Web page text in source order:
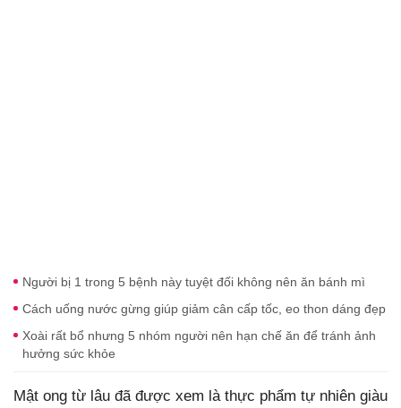
Người bị 1 trong 5 bệnh này tuyệt đối không nên ăn bánh mì
Cách uống nước gừng giúp giảm cân cấp tốc, eo thon dáng đẹp
Xoài rất bổ nhưng 5 nhóm người nên hạn chế ăn để tránh ảnh
hưởng sức khỏe
Mật ong từ lâu đã được xem là thực phẩm tự nhiên giàu